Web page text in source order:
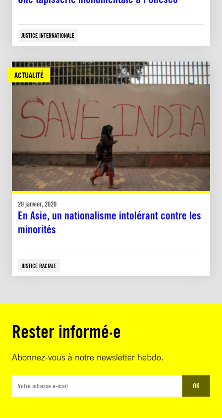
JUSTICE INTERNATIONALE
ACTUALITÉ
29 janvier, 2020
En Asie, un nationalisme intolérant contre les
minorités
JUSTICE RACIALE
Rester informé·e
Abonnez-vous à notre newsletter hebdo.
OK